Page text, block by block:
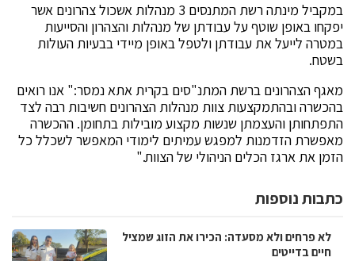
במקביל מינתה רשת המתנסים 3 מנהלות אשכול צהרונים אשר
יפקחו באופן שוטף על עבודתן של מנהלות והצהרון והסייעות
במטרה לייעל את עבודתן ולטפל באופן מיידי בבעיות העולות
בשטח.
מאגף הצהרונים ברשת המתנ"סים בקרית אתא נמסר:" אנו רואים
בהכשרה ובהתמקצעות צוות מנהלות הצהרונים חשיבות רבה לצד
התפתחותן והעצמתן שנשות מקצוע מובילות בתחומן. ההכשרה
מאפשרת הזדמנות למפגש עמיתים לימודי המאפשר לשכלל כל
הזמן את ארגז הכלים הניהולי של הצוות."
כתבות נוספות
לא פרחים ולא מסעדה: הכירו את הזוג שמציל
חיים בדייטים